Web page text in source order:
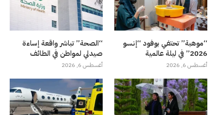
“موهبة” تحتفي بوفود “إنسو
2026” في ليلة عالمية
أغسطس 6, 2026
“الصحة” تباشر واقعة إساءة
صيدلي لمواطن في الطائف
أغسطس 6, 2026